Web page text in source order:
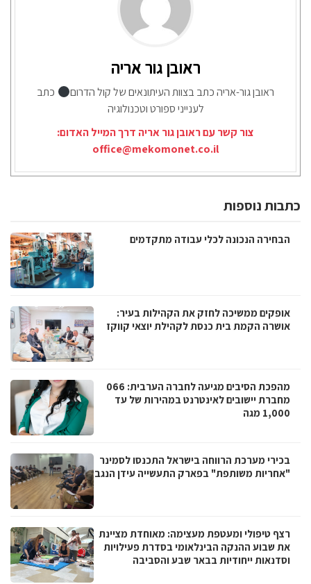
ראובן גור אריה
ראובן גור-אריה כתב בצוות העיתונאים של קול הדרום
כתב
לענייני ספורט וטכנולוגיה
צור קשר עם ראובן גור אריה דרך המייל האדום:
office@mekomonet.co.il
כתבות נוספות
הבחירה הנכונה לכלי עבודה מתקדמים
אופקים ממשיכה לחזק את הקהילות בעיר:
אושרה הקמת בית כנסת לקהילת יוצאי קווקז
מהפכת הסיבים מגיעה לחברה הערבית: 066
מחברת יישובים לאינטרנט במהירות של עד
1,000 מגה
בכירי מערכת הרווחה בישראל התכנסו לסמינר
"אחריות משותפת" בפארק התעשייה עידן הנגב
רצף טיפולי ומעטפת מעצימה: מאוחדת מציינת
את שבוע ההנקה הבינלאומי בסדרת פעילויות
וסדנאות ייחודיות בבאר שבע והסביבה